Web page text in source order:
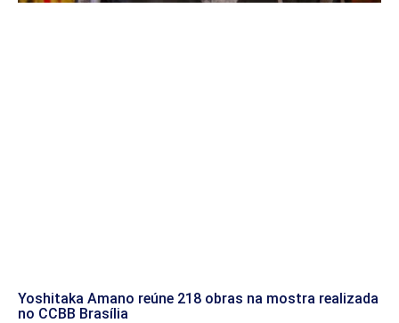
Yoshitaka Amano reúne 218 obras na mostra realizada
no CCBB Brasília